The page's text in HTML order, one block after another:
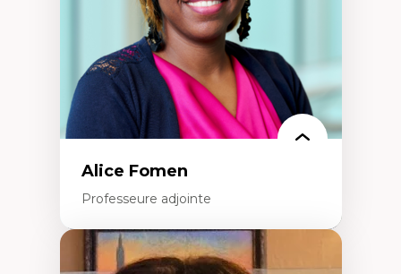
Alice Fomen
Professeure adjointe
Expertises